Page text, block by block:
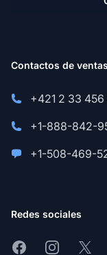
Contactos de ventas
+421 2 33
+1-888-842-
+1-508-469-
Redes sociales
FacebookInstagram
X